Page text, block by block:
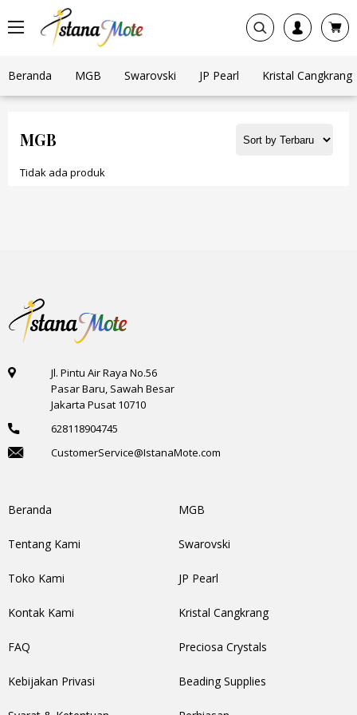
Beranda MGB Swarovski JP Pearl Kristal Cangkrang
MGB
Tidak ada produk
Jl. Pintu Air Raya No.56
Pasar Baru, Sawah Besar
Jakarta Pusat 10710
628118904745
CustomerService@IstanaMote.com
Beranda
Tentang Kami
Toko Kami
Kontak Kami
FAQ
Kebijakan Privasi
MGB
Swarovski
JP Pearl
Kristal Cangkrang
Preciosa Crystals
Beading Supplies